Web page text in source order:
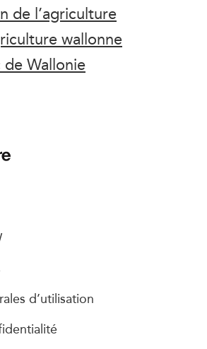
de l’agriculture
wallonne
Wallonie
d’utilisation